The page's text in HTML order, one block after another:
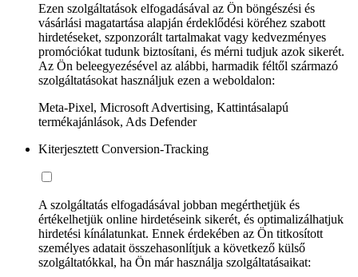
Ezen szolgáltatások elfogadásával az Ön böngészési és
vásárlási magatartása alapján érdeklődési köréhez szabott
hirdetéseket, szponzorált tartalmakat vagy kedvezményes
promóciókat tudunk biztosítani, és mérni tudjuk azok sikerét.
Az Ön beleegyezésével az alábbi, harmadik féltől származó
szolgáltatásokat használjuk ezen a weboldalon:
Meta-Pixel, Microsoft Advertising, Kattintásalapú
termékajánlások, Ads Defender
Kiterjesztett Conversion-Tracking
A szolgáltatás elfogadásával jobban megérthetjük és
értékelhetjük online hirdetéseink sikerét, és optimalizálhatjuk
hirdetési kínálatunkat. Ennek érdekében az Ön titkosított
személyes adatait összehasonlítjuk a következő külső
szolgáltatókkal, ha Ön már használja szolgáltatásaikat: